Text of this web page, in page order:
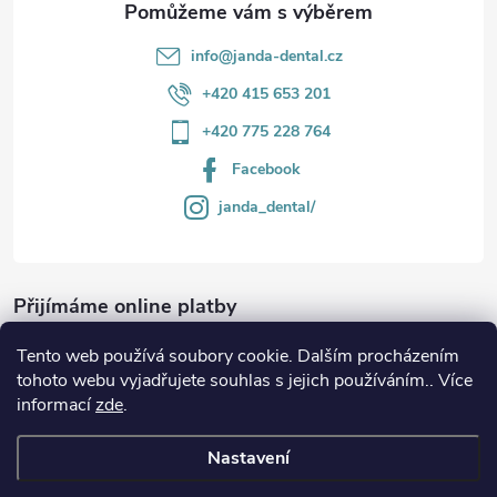
Tento web používá soubory cookie. Dalším procházením
tohoto webu vyjadřujete souhlas s jejich používáním.. Více
informacízde.
Nastavení
info@janda-dental.cz
+420 415 653 201
+420 775 228 764
Facebook
janda_dental/
Přijímáme online platby